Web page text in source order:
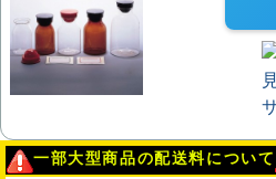
一部大型商品の配送料について